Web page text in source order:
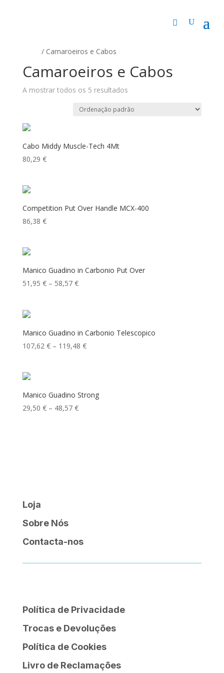
/ Camaroeiros e Cabos
Camaroeiros e Cabos
A mostrar todos os 5 resultados
Cabo Middy Muscle-Tech 4Mt
80,29 €
Competition Put Over Handle MCX-400
86,38 €
Manico Guadino in Carbonio Put Over
51,95 € – 58,57 €Price
58,57 €
Manico Guadino in Carbonio Telescopico
107,62 € – 119,48 €Price
Manico Guadino Strong
29,50 € – 48,57 €Price
Loja
Sobre Nós
Contacta-nos
Política de Privacidade
Trocas e Devoluções
Política de Cookies
Livro de Reclamações